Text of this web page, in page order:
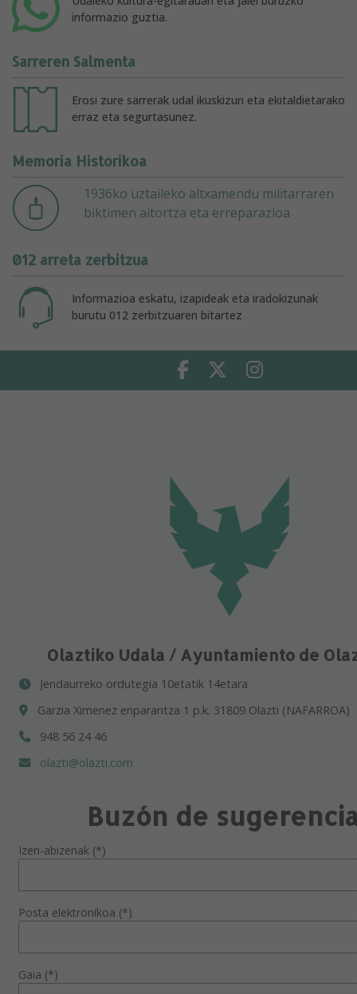
informazio guztia.
Sarreren Salmenta
Erosi zure sarrerak udal ikuskizun eta ekitaldietarako
erraz eta segurtasunez.
Memoria Historikoa
1936ko uztaileko altxamendu militarraren
biktimen aitortza eta erreparazioa
012 arreta zerbitzua
Informazioa eskatu, izapideak eta iradokizunak
burutu 012 zerbitzuaren bitartez
Facebook Twitter Instagram
Olaztiko Udala / Ayuntamiento de
Jendaurreko ordutegia 10etatik 14etara
Garzia Ximenez enparantza 1 p.k. 31809 Olazti (NAFARROA)
948 56 24 46
olazti@olazti.com
Buzón de
Izen-abizenak (*)
Posta elektronikoa (*)
Gaia (*)